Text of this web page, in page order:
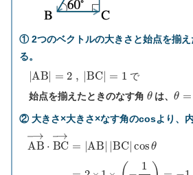
① 2つのベクトルの大きさと始点を揃
る。
| A B|= , C|=1
で
始点を揃えたときのなす角 θは、θ
② 大きさ×大きさ×なす角のcosより、内
AB →⋅BC→=|AB||BC |cosθ